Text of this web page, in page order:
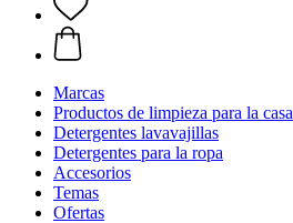
Marcas
Productos de limpieza para la casa
Detergentes lavavajillas
Detergentes para la ropa
Accesorios
Temas
Ofertas